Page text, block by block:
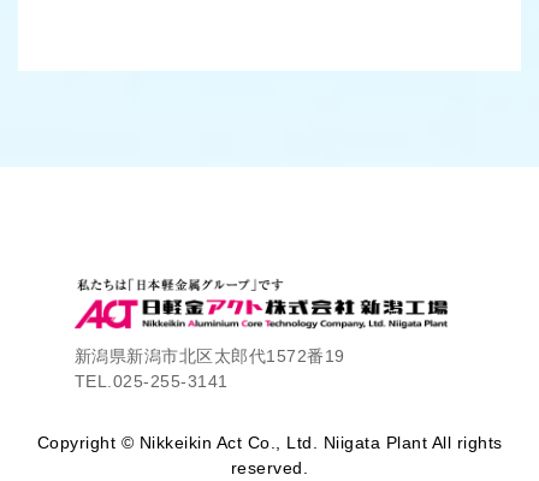
新潟県新潟市北区太郎代1572番19
TEL.025-255-3141
Copyright © Nikkeikin Act Co., Ltd. Niigata Plant All rights
reserved.